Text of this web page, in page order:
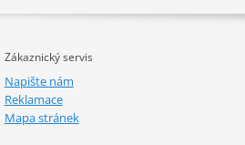
Zákaznický servis
Napište nám
Reklamace
Mapa stránek